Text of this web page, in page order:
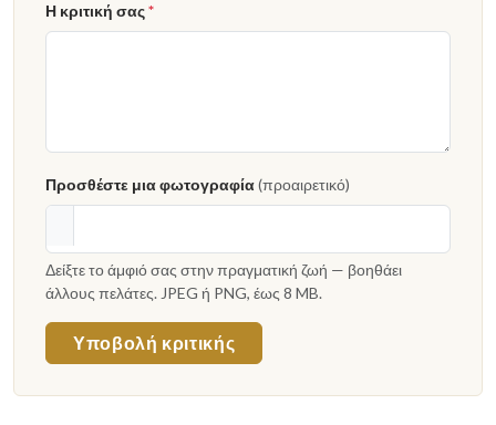
Η κριτική σας*
Προσθέστε μια φωτογραφία(προαιρετικό)
Δείξτε το άμφιό σας στην πραγματική ζωή — βοηθάει
άλλους πελάτες. JPEG ή PNG, έως 8 MB.
Υποβολή κριτικής